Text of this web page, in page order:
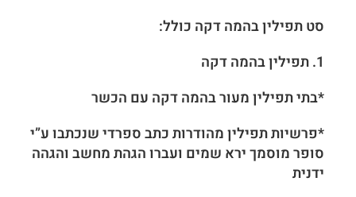
סט תפילין בהמה דקה כולל:
1. תפילין בהמה דקה
*בתי תפילין מעור בהמה דקה עם הכשר
*פרשיות תפילין מהודרות כתב ספרדי שנכתבו ע”י
סופר מוסמך ירא שמים ועברו הגהת מחשב והגהה
ידנית